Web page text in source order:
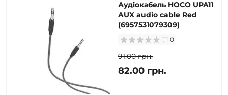
Аудіокабель HOCO UPA11
AUX audio cable Red
(6957531079309)
0
91.00 грн.
82.00 грн.